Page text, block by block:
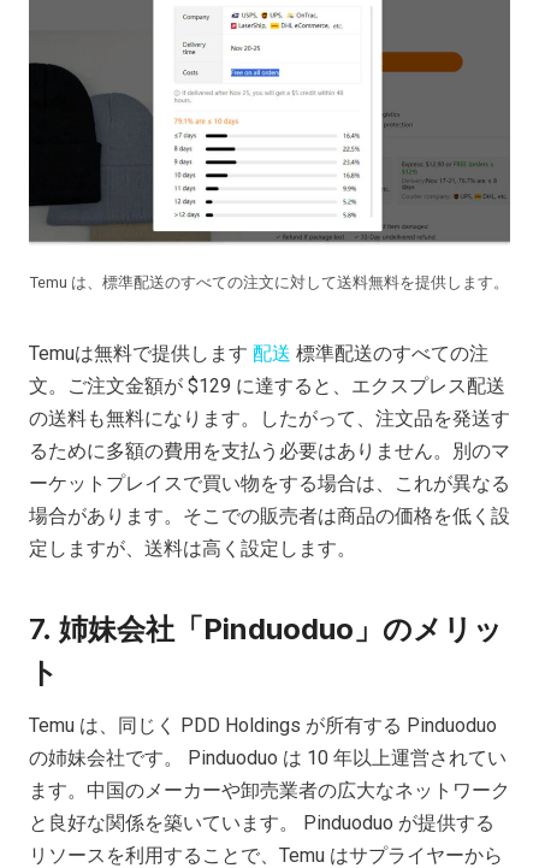
Temu は、標準配送のすべての注文に対して送料無料を提供します。
Temuは無料で提供します 配送 標準配送のすべての注
文。ご注文金額が $129 に達すると、エクスプレス配送
の送料も無料になります。したがって、注文品を発送す
るために多額の費用を支払う必要はありません。別のマ
ーケットプレイスで買い物をする場合は、これが異なる
場合があります。そこでの販売者は商品の価格を低く設
定しますが、送料は高く設定します。
7. 姉妹会社「Pinduoduo」のメリッ
ト
Temu は、同じく PDD Holdings が所有する Pinduoduo
の姉妹会社です。 Pinduoduo は 10 年以上運営されてい
ます。中国のメーカーや卸売業者の広大なネットワーク
と良好な関係を築いています。 Pinduoduo が提供する
リソースを利用することで、Temu はサプライヤーから